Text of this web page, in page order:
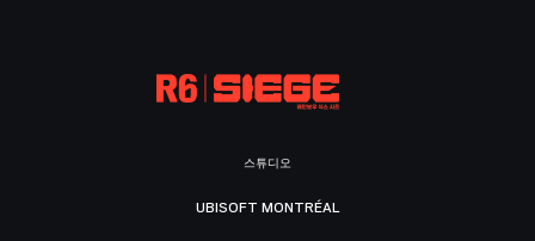
스튜디오
UBISOFT MONTRÉAL